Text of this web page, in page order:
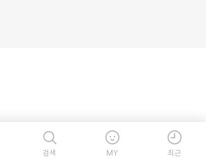
검색 MY 최근